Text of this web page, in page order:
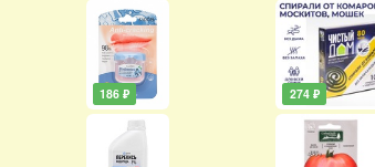
186 ₽ 274 ₽